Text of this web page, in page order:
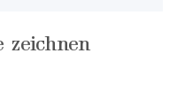
zeichnen